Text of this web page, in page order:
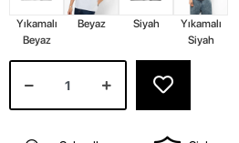
Yıkamalı
Beyaz
Beyaz Siyah
Yıkamalı
Siyah